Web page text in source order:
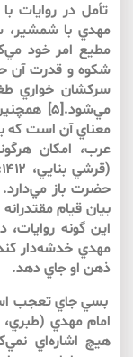
تأمل در روايات
مهدي با شمشير،
مطيع امر خود
شكوه و قدرت آن
سركشان خواري
مي‌شود.[۵]
معناي آن است كه
عرب، امكان
حضرت باز مي‌دارد.
بيان قيام
اين گونه
مهدي خدشه‌دار
ذهن او جاي دهد.
بسي جاي تعجب
هيچ اشاره‌اي